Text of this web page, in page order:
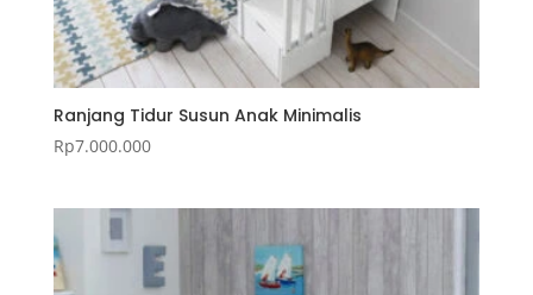
Ranjang Tidur Susun Anak Minimalis
Rp7.000.000